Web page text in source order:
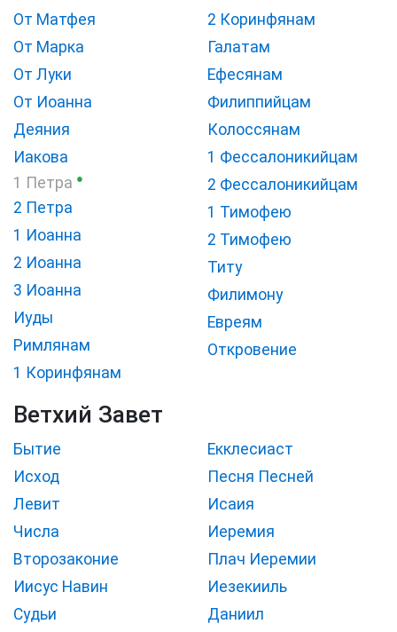
От Матфея
От Марка
От Луки
От Иоанна
Деяния
Иакова
1 Петра ●
2 Петра
1 Иоанна
2 Иоанна
3 Иоанна
Иуды
Римлянам
1 Коринфянам
2 Коринфянам
Галатам
Ефесянам
Филиппийцам
Колоссянам
1 Фессалоникийцам
2 Фессалоникийцам
1 Тимофею
2 Тимофею
Титу
Филимону
Евреям
Откровение
Ветхий Завет
Бытие
Исход
Левит
Числа
Второзаконие
Иисус Навин
Судьи
Екклесиаст
Песня Песней
Исаия
Иеремия
Плач Иеремии
Иезекииль
Даниил